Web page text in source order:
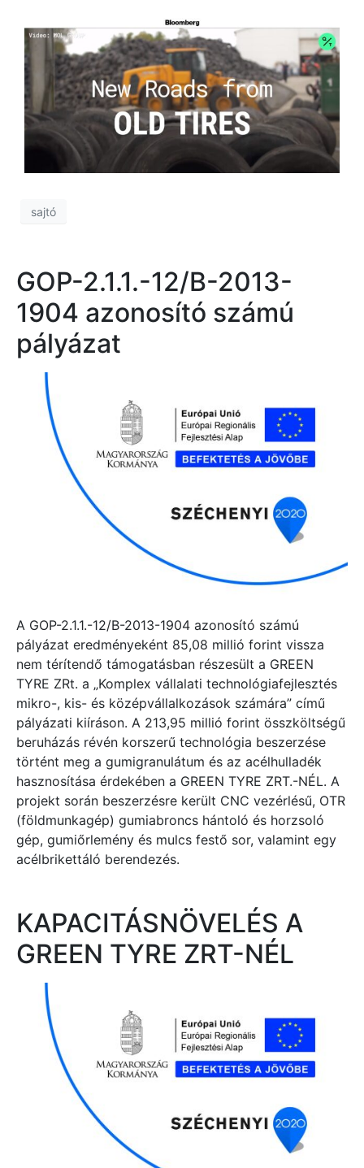
sajtó
GOP-2.1.1.-12/B-2013-
1904 azonosító számú
pályázat
A GOP-2.1.1.-12/B-2013-1904 azonosító számú
pályázat eredményeként 85,08 millió forint vissza
nem térítendő támogatásban részesült a GREEN
TYRE ZRt. a „Komplex vállalati technológiafejlesztés
mikro-, kis- és középvállalkozások számára” című
pályázati kiíráson. A 213,95 millió forint összköltségű
beruházás révén korszerű technológia beszerzése
történt meg a gumigranulátum és az acélhulladék
hasznosítása érdekében a GREEN TYRE ZRT.-NÉL. A
projekt során beszerzésre került CNC vezérlésű, OTR
(földmunkagép) gumiabroncs hántoló és horzsoló
gép, gumiőrlemény és mulcs festő sor, valamint egy
acélbrikettáló berendezés.
KAPACITÁSNÖVELÉS A
GREEN TYRE ZRT-NÉL